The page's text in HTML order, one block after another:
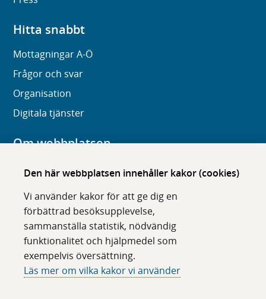
Den här webbplatsen innehåller kakor (cookies)
Vi använder kakor för att ge dig en
förbättrad besöksupplevelse,
sammanställa statistik, nödvändig
funktionalitet och hjälpmedel som
exempelvis översättning.
Läs mer om vilka kakor vi använder
Hitta snabbt
Mottagningar A-Ö
Frågor och svar
Organisation
Digitala tjänster
Om webbplatsen
Om karolinska.se
Tillgänglighet
Om cookies
Följ oss i sociala medier